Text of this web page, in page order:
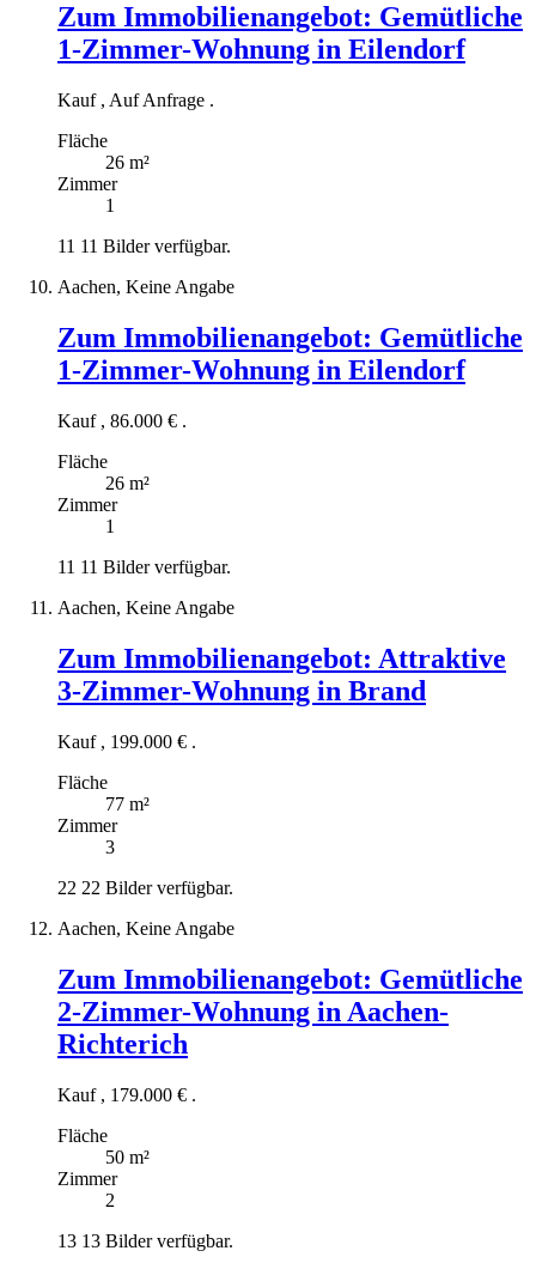
Zum Immobilienangebot: Gemütliche
1-Zimmer-Wohnung in Eilendorf
Kauf , Auf Anfrage .
Fläche
26 m²
Zimmer
1
11 11 Bilder verfügbar.
Aachen, Keine Angabe
Zum Immobilienangebot: Gemütliche
1-Zimmer-Wohnung in Eilendorf
Kauf , 86.000 € .
Fläche
26 m²
Zimmer
1
11 11 Bilder verfügbar.
Aachen, Keine Angabe
Zum Immobilienangebot: Attraktive
3-Zimmer-Wohnung in Brand
Kauf , 199.000 € .
Fläche
77 m²
Zimmer
3
22 22 Bilder verfügbar.
Aachen, Keine Angabe
Zum Immobilienangebot: Gemütliche
2-Zimmer-Wohnung in Aachen-
Richterich
Kauf , 179.000 € .
Fläche
50 m²
Zimmer
2
13 13 Bilder verfügbar.